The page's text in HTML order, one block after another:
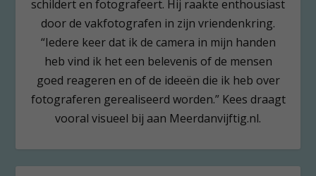
schildert en fotografeert. Hij raakte enthousiast
door de vakfotografen in zijn vriendenkring.
“Iedere keer dat ik de camera in mijn handen
heb vind ik het een belevenis of de mensen
goed reageren en of de ideeën die ik heb over
fotograferen gerealiseerd worden.” Kees draagt
vooral visueel bij aan Meerdanvijftig.nl.